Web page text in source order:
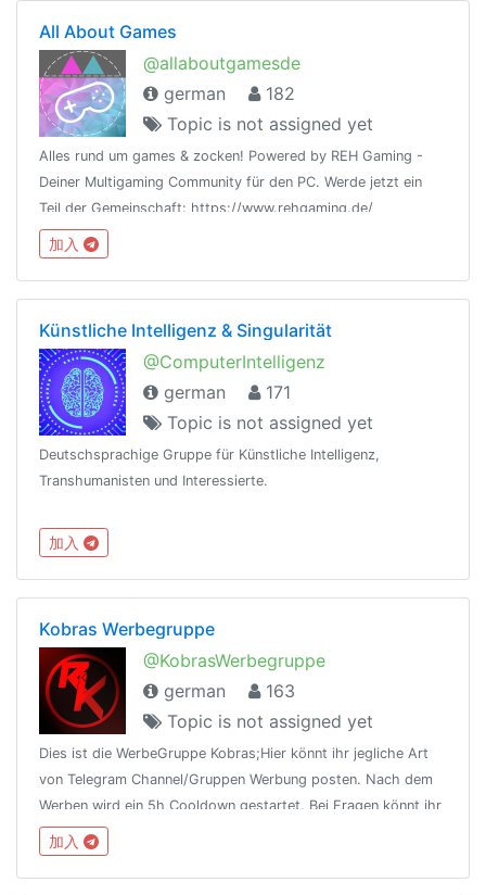
All About Games
@allaboutgamesde
german
182
Topic is not assigned yet
Alles rund um games & zocken! Powered by REH Gaming -
Deiner Multigaming Community für den PC. Werde jetzt ein
Teil der Gemeinschaft: https://www.rehgaming.de/
加入
Künstliche Intelligenz & Singularität
@ComputerIntelligenz
german
171
Topic is not assigned yet
Deutschsprachige Gruppe für Künstliche Intelligenz,
Transhumanisten und Interessierte.
加入
Kobras Werbegruppe
@KobrasWerbegruppe
german
163
Topic is not assigned yet
Dies ist die WerbeGruppe Kobras;Hier könnt ihr jegliche Art
von Telegram Channel/Gruppen Werbung posten. Nach dem
Werben wird ein 5h Cooldown gestartet. Bei Fragen könnt ihr
euch an @Redkobra wenden
加入